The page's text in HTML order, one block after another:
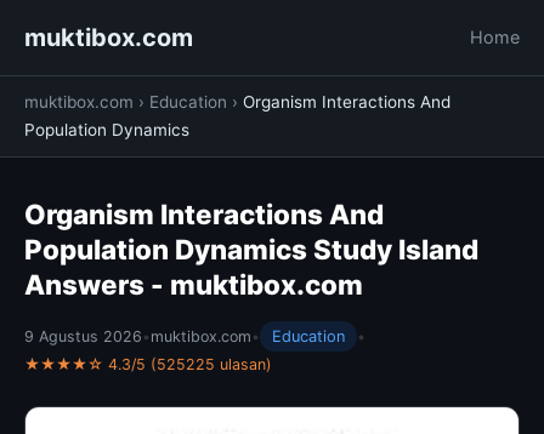
muktibox.com Home
muktibox.com › Education › Organism Interactions And
Population Dynamics
Organism Interactions And
Population Dynamics Study Island
Answers - muktibox.com
9 Agustus 2026 • muktibox.com • Education
•
★★★★☆ 4.3/5 (525225 ulasan)